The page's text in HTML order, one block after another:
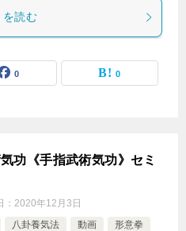
を読む
0 0
功《手指武術気功》セミ
： 2020年12月3日
八卦養気法 動画 形意拳